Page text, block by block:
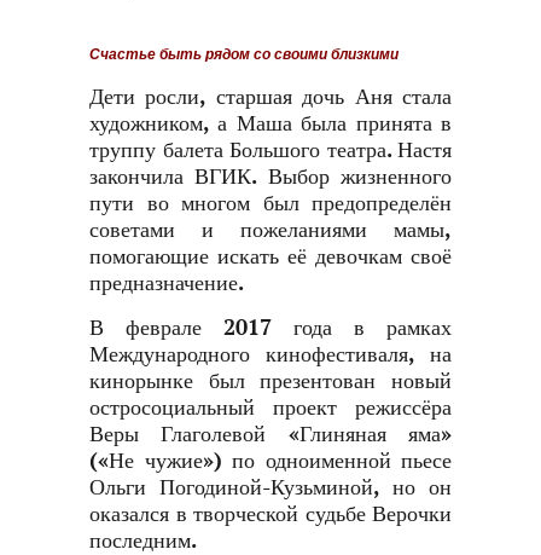
Счастье быть рядом со своими близкими
Дети росли, старшая дочь Аня стала
художником, а Маша была принята в
труппу балета Большого театра. Настя
закончила ВГИК. Выбор жизненного
пути во многом был предопределён
советами и пожеланиями мамы,
помогающие искать её девочкам своё
предназначение.
В феврале 2017 года в рамках
Международного кинофестиваля, на
кинорынке был презентован новый
остросоциальный проект режиссёра
Веры Глаголевой «Глиняная яма»
(«Не чужие») по одноименной пьесе
Ольги Погодиной-Кузьминой, но он
оказался в творческой судьбе Верочки
последним.